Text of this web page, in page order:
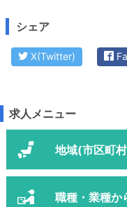
シェア
X(Twitter)
求人メニュー
地域(市区町
職種・業種か